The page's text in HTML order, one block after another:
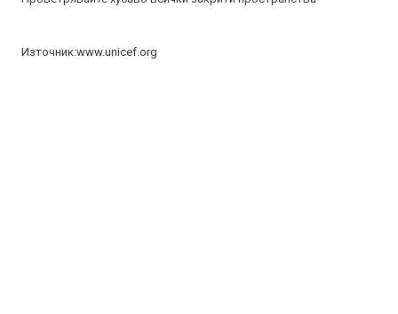
Източник:www.unicef.org